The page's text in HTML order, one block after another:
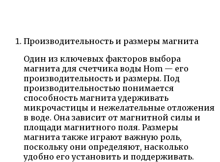
Производительность и размеры магнита
Один из ключевых факторов выбора
магнита для счетчика воды Hom — его
производительность и размеры. Под
производительностью понимается
способность магнита удерживать
микрочастицы и нежелательные отложения
в воде. Она зависит от магнитной силы и
площади магнитного поля. Размеры
магнита также играют важную роль,
поскольку они определяют, насколько
удобно его установить и поддерживать.